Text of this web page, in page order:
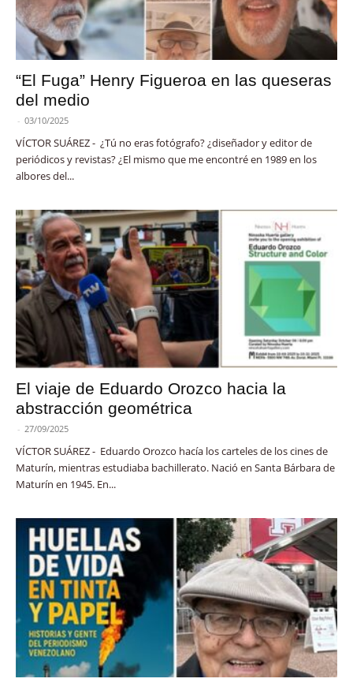
“El Fuga” Henry Figueroa en las queseras
del medio
- 03/10/2025
VÍCTOR SUÁREZ - ¿Tú no eras fotógrafo? ¿diseñador y editor de
periódicos y revistas? ¿El mismo que me encontré en 1989 en los
albores del...
El viaje de Eduardo Orozco hacia la
abstracción geométrica
- 27/09/2025
VÍCTOR SUÁREZ - Eduardo Orozco hacía los carteles de los cines de
Maturín, mientras estudiaba bachillerato. Nació en Santa Bárbara de
Maturín en 1945. En...